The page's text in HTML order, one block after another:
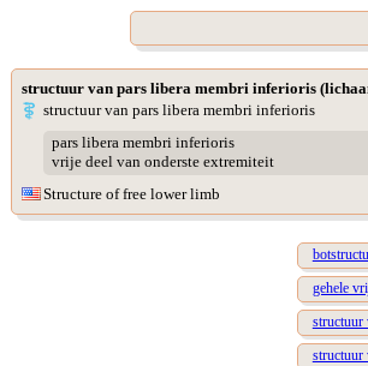
structuur van pars libera membri inferioris
structuur van pars libera membri inferioris
pars libera membri inferioris
vrije deel van onderste extremiteit
Structure of free lower limb
gehele
structuur
structuur